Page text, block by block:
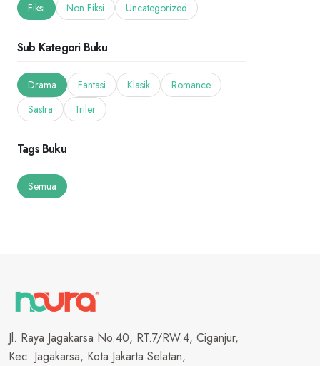
Fiksi
Non Fiksi Uncategorized
Sub Kategori Buku
Drama Fantasi Klasik
Romance
Sastra
Triler
Tags Buku
Semua
Jl. Raya Jagakarsa No.40, RT.7/RW.4, Ciganjur,
Kec. Jagakarsa, Kota Jakarta Selatan,